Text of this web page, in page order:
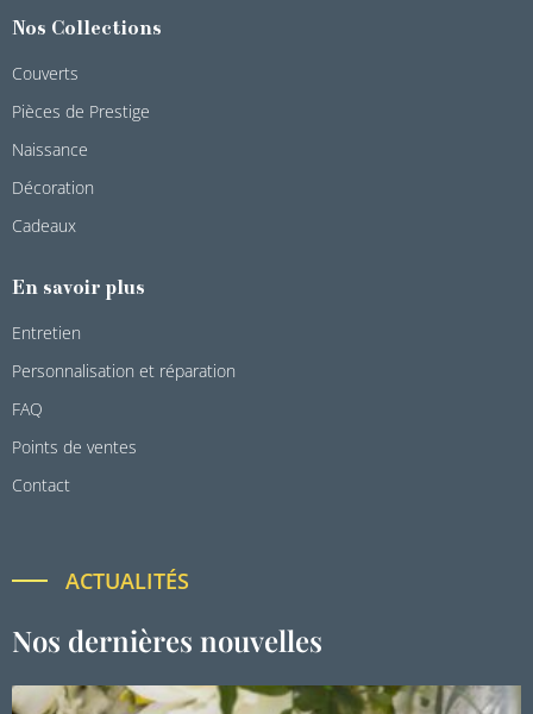
Nos Collections
Couverts
Pièces de Prestige
Naissance
Décoration
Cadeaux
En savoir plus
Entretien
Personnalisation et réparation
FAQ
Points de ventes
Contact
ACTUALITÉS
Nos dernières nouvelles